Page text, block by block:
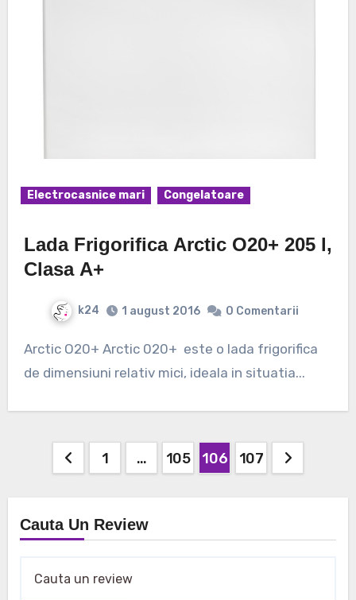
Electrocasnice mari Congelatoare
Lada Frigorifica Arctic O20+ 205 l,
Clasa A+
k24 1 august 2016 0 Comentarii
Arctic O20+ Arctic 020+ este o lada frigorifica
de dimensiuni relativ mici, ideala in situatia...
Navigare
articole
1 … 105 106 107
Cauta Un Review